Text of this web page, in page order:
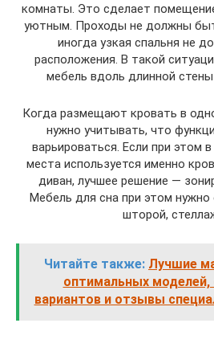
комнаты. Это сделает
уютным. Проходы не должны
иногда узкая спальня не
расположения. В такой
мебель вдоль длинной
Когда размещают кровать в
нужно учитывать, что
варьироваться. Если при этом
места используется именно
диван, лучшее решение —
Мебель для сна при этом
шторой,
Читайте также: Лучшие
оптимальных моделей,
вариантов и отзывы